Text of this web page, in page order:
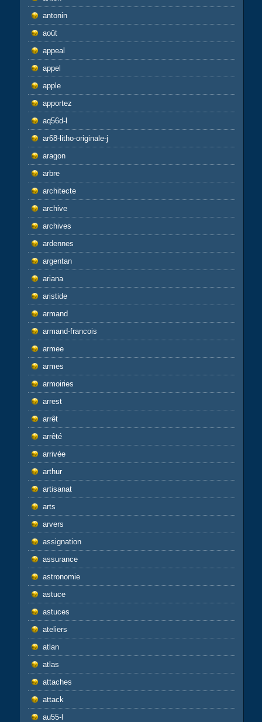
antonin
août
appeal
appel
apple
apportez
aq56d-l
ar68-litho-originale-j
aragon
arbre
architecte
archive
archives
ardennes
argentan
ariana
aristide
armand
armand-francois
armee
armes
armoiries
arrest
arrêt
arrêté
arrivée
arthur
artisanat
arts
arvers
assignation
assurance
astronomie
astuce
astuces
ateliers
atlan
atlas
attaches
attack
au55-l